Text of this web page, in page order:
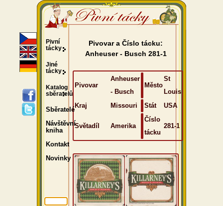
Pivovar a Číslo tácku:
Anheuser - Busch 281-1
Pivovar
Anheuser
- Busch
Město
St
Louis
Kraj
Missouri Stát USA
Světadíl Amerika
Číslo
tácku
281-1
Pivní
tácky
Jiné
tácky
Katalog
sběratelů
Sběratelé
Návštěvní
kniha
Kontakt
Novinky